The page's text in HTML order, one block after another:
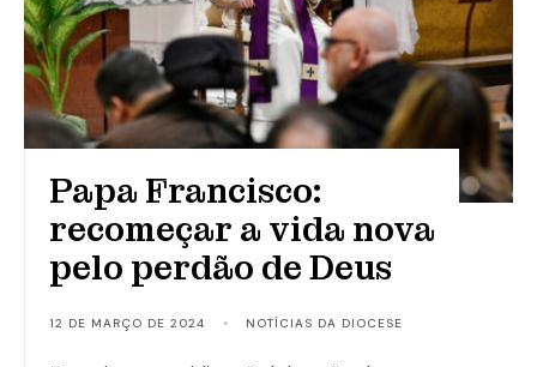
Papa Francisco:
recomeçar a vida nova
pelo perdão de Deus
12 DE MARÇO DE 2024 • NOTÍCIAS DA DIOCESE